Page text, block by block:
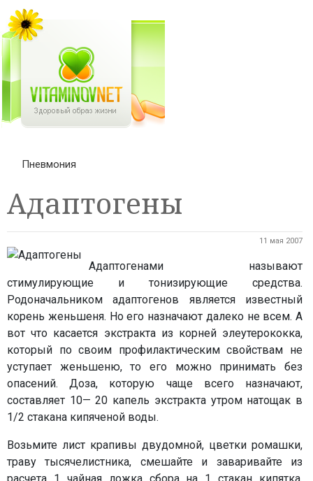
Пневмония
Адаптогены
11 мая 2007
Адаптогенами называют
стимулирующие и тонизирующие средства.
Родоначальником адаптогенов является известный
корень женьшеня. Но его назначают далеко не всем. А
вот что касается экстракта из корней элеутерококка,
который по своим профилактическим свойствам не
уступает женьшеню, то его можно принимать без
опасений. Доза, которую чаще всего назначают,
составляет 10— 20 капель экстракта утром натощак в
1/2 стакана кипяченой воды.
Возьмите лист крапивы двудомной, цветки ромашки,
траву тысячелистника, смешайте и заваривайте из